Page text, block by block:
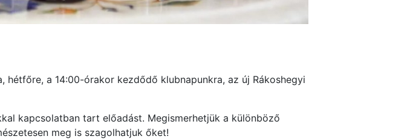
a 14:00-órakor kezdődő klubnapunkra, az új Rákoshegyi
kapcsolatban tart előadást. Megismerhetjük a különböző
meg is szagolhatjuk őket!